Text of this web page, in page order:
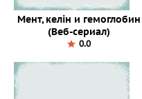
Мент, келін и гемоглобин
(Веб-сериал)
0.0